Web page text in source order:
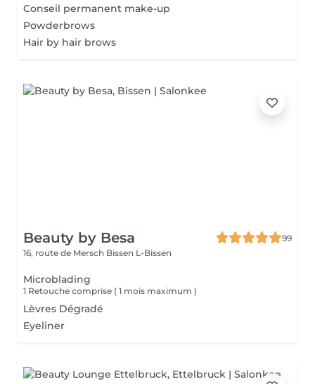
Conseil permanent make-up
Powderbrows
Hair by hair brows
Beauty by Besa
99
16, route de Mersch Bissen L-Bissen
Microblading
1 Retouche comprise ( 1 mois maximum )
Lèvres Dégradé
Eyeliner